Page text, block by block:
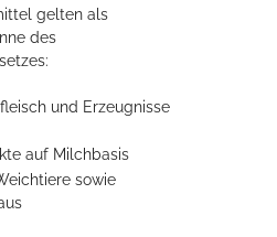
das rauschende Meer im
gelten als
des
und Erzeugnisse
auf Milchbasis
sowie